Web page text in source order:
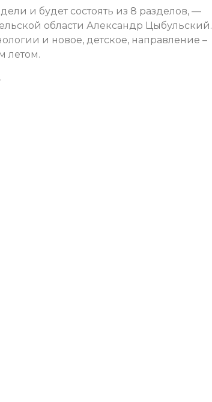
и будет состоять из 8 разделов, —
области Александр Цыбульский.
и новое, детское, направление –
летом.